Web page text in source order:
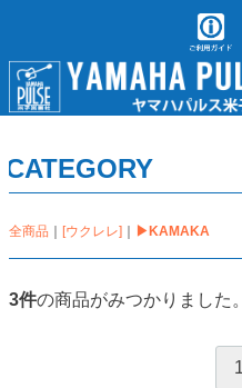
CATEGORY
全商品 [ウクレレ] ▶KAMAKA
3件の商品がみつかりました。